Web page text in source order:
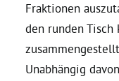
CampusGrün
Fraktionen
den runden Tisch
Unabhängig